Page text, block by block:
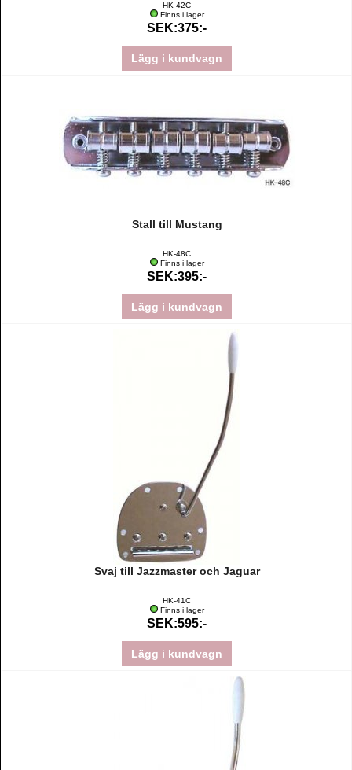
HK-42C
Finns i lager
SEK:375:-
Lägg i kundvagn
Stall till Mustang
HK-48C
Finns i lager
SEK:395:-
Lägg i kundvagn
Svaj till Jazzmaster och Jaguar
HK-41C
Finns i lager
SEK:595:-
Lägg i kundvagn